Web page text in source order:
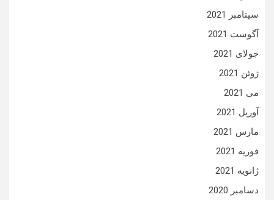
سپتامبر 2021
آگوست 2021
جولای 2021
ژوئن 2021
می 2021
آوریل 2021
مارس 2021
فوریه 2021
ژانویه 2021
دسامبر 2020